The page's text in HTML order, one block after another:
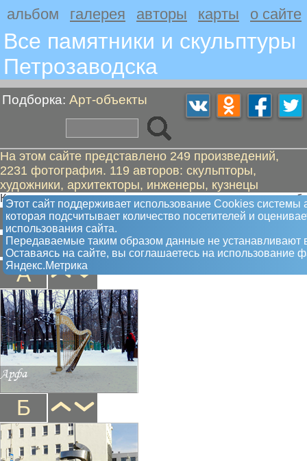
альбом галерея авторы карты о сайте
Все памятники и скульптуры
Петрозаводскa
Подборка: Арт-объекты
На этом сайте представлено 249 произведений,
2231 фотография. 119 авторов: скульпторы,
художники, архитекторы, инженеры, кузнецы
Этот сайт поддерживает использование Сookies системы
которая подсчитывает количество посетителей и
использования сайта.
Передаваемые таким образом данные не устанавливают
Оставаясь на сайте, вы соглашаетесь на использование
Яндекс.Метрика
Когда трудно определить жанр произведения, то это арт-
А Б В Г Д Е З К Л М Н О П Р С Т Ф Х Ч
Ш
А
Арфа
Б